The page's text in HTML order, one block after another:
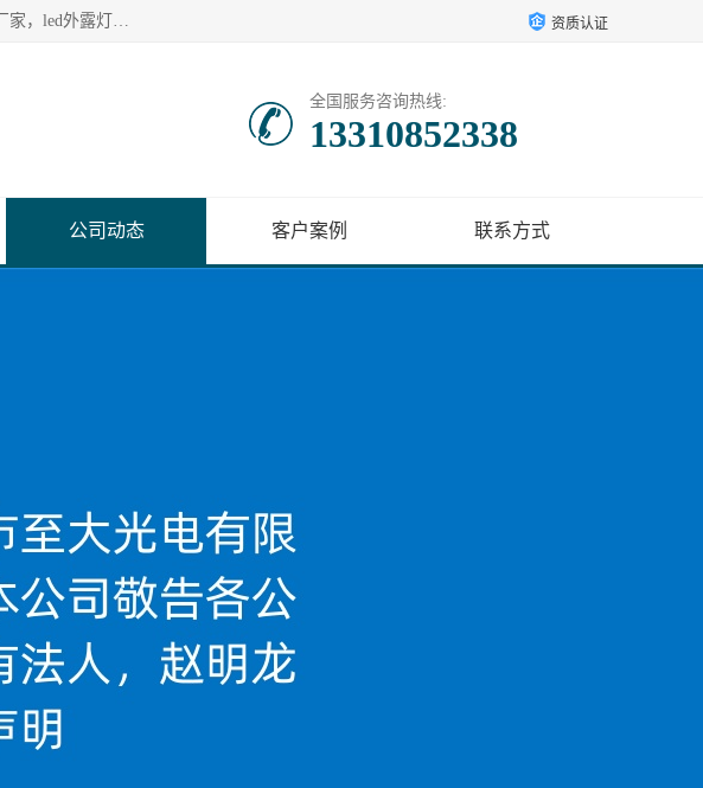
深圳至大光电有限公司生产供应：led护栏管厂家，led点光源厂家，led天花灯厂家，led洗墙灯厂家，led投光灯厂家，led外露灯串厂家， led模组厂家，led控制器厂家，led流星管厂家，led灯带厂家专业生产LED广告招牌照明灯具。 资质认证
全国服务咨询热线:
13310852338
公司动态 客户案例 联系方式